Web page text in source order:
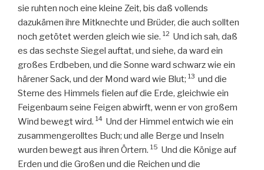
sie ruhten noch eine kleine Zeit, bis daß vollends
dazukämen ihre Mitknechte und Brüder, die auch sollten
noch getötet werden gleich wie sie. 12 Und ich sah, daß
es das sechste Siegel auftat, und siehe, da ward ein
großes Erdbeben, und die Sonne ward schwarz wie ein
härener Sack, und der Mond ward wie Blut; 13 und die
Sterne des Himmels fielen auf die Erde, gleichwie ein
Feigenbaum seine Feigen abwirft, wenn er von großem
Wind bewegt wird. 14 Und der Himmel entwich wie ein
zusammengerolltes Buch; und alle Berge und Inseln
wurden bewegt aus ihren Örtern. 15 Und die Könige auf
Erden und die Großen und die Reichen und die